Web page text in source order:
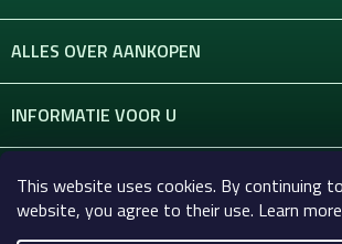
This website uses cookies. By continuing
website, you agree to their use. Learn
ALLES OVER AANKOPEN
INFORMATIE VOOR U
CONTACT